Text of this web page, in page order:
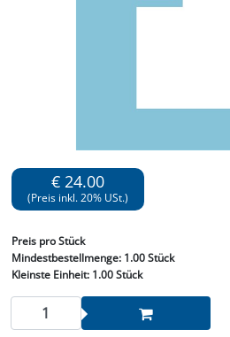
€ 24.00
(Preis inkl. 20% USt.)
Preis pro Stück
Mindestbestellmenge: 1.00 Stück
Kleinste Einheit:1.00 Stück